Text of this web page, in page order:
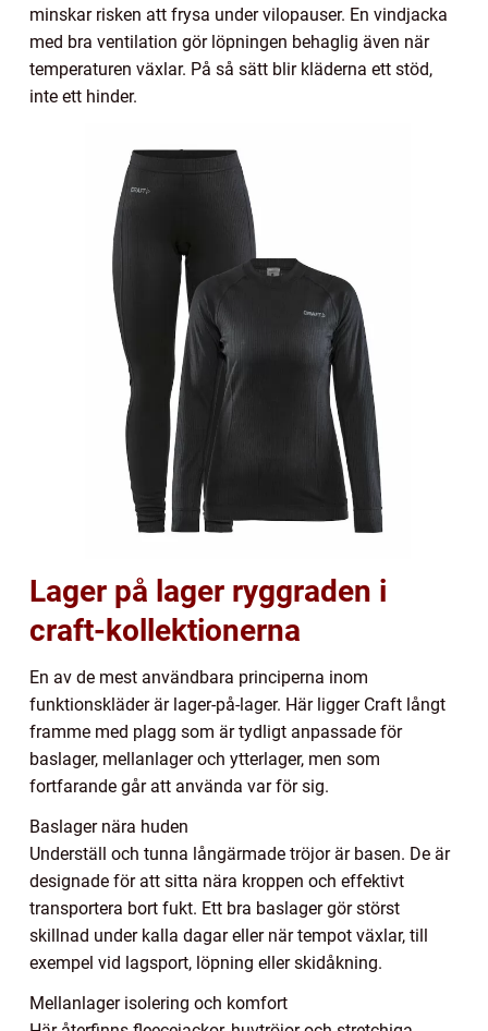
minskar risken att frysa under vilopauser. En vindjacka
med bra ventilation gör löpningen behaglig även när
temperaturen växlar. På så sätt blir kläderna ett stöd,
inte ett hinder.
Lager på lager ryggraden i
craft-kollektionerna
En av de mest användbara principerna inom
funktionskläder är lager-på-lager. Här ligger Craft långt
framme med plagg som är tydligt anpassade för
baslager, mellanlager och ytterlager, men som
fortfarande går att använda var för sig.
Baslager nära huden
Underställ och tunna långärmade tröjor är basen. De är
designade för att sitta nära kroppen och effektivt
transportera bort fukt. Ett bra baslager gör störst
skillnad under kalla dagar eller när tempot växlar, till
exempel vid lagsport, löpning eller skidåkning.
Mellanlager isolering och komfort